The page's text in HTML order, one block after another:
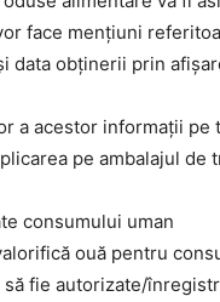
face mențiuni
data obținerii prin
a acestor informații
pe ambalajul de
consumului uman
ouă pentru
fie autorizate/